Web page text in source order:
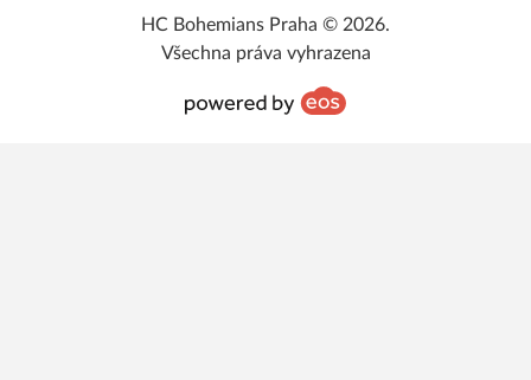
HC Bohemians Praha © 2026.
Všechna práva vyhrazena